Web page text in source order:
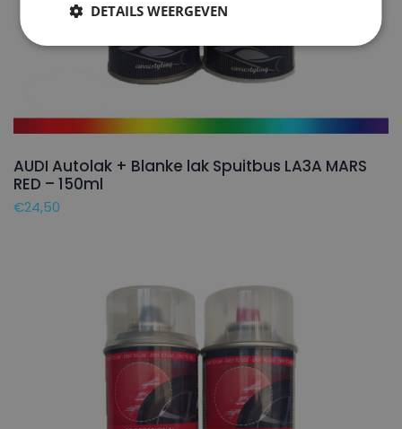
AUDI Autolak + Blanke lak Spuitbus LA3A MARS
RED – 150ml
€24,50
DETAILS WEERGEVEN